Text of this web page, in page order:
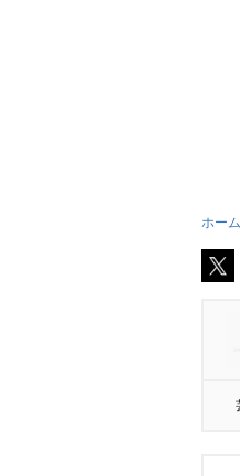
ホーム